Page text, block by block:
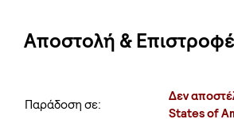
Αποστολή &
Παράδοση σε:
Δεν
States of